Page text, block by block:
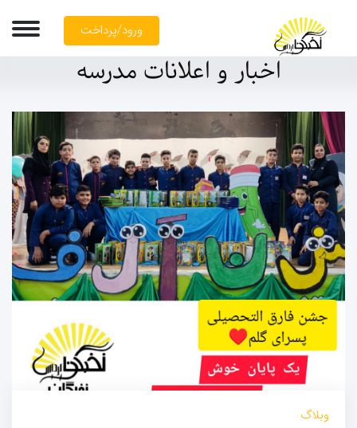
ورود/پرداخت
اخبار و اعلانات مدرسه
وبلاگ